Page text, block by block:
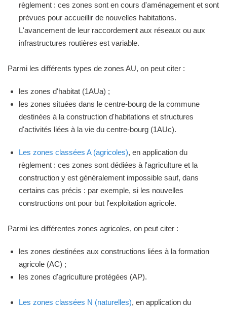
règlement : ces zones sont en cours d'aménagement et sont
prévues pour accueillir de nouvelles habitations.
L'avancement de leur raccordement aux réseaux ou aux
infrastructures routières est variable.
Parmi les différents types de zones AU, on peut citer :
les zones d'habitat (1AUa) ;
les zones situées dans le centre-bourg de la commune
destinées à la construction d'habitations et structures
d'activités liées à la vie du centre-bourg (1AUc).
Les zones classées A (agricoles), en application du
règlement : ces zones sont dédiées à l'agriculture et la
construction y est généralement impossible sauf, dans
certains cas précis : par exemple, si les nouvelles
constructions ont pour but l'exploitation agricole.
Parmi les différentes zones agricoles, on peut citer :
les zones destinées aux constructions liées à la formation
agricole (AC) ;
les zones d'agriculture protégées (AP).
Les zones classées N (naturelles), en application du